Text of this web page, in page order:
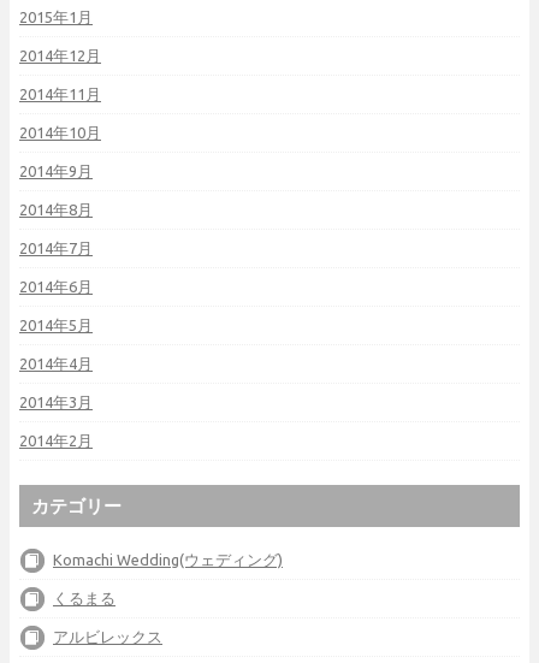
2015年1月
2014年12月
2014年11月
2014年10月
2014年9月
2014年8月
2014年7月
2014年6月
2014年5月
2014年4月
2014年3月
2014年2月
カテゴリー
Komachi Wedding(ウェディング)
くるまる
アルビレックス